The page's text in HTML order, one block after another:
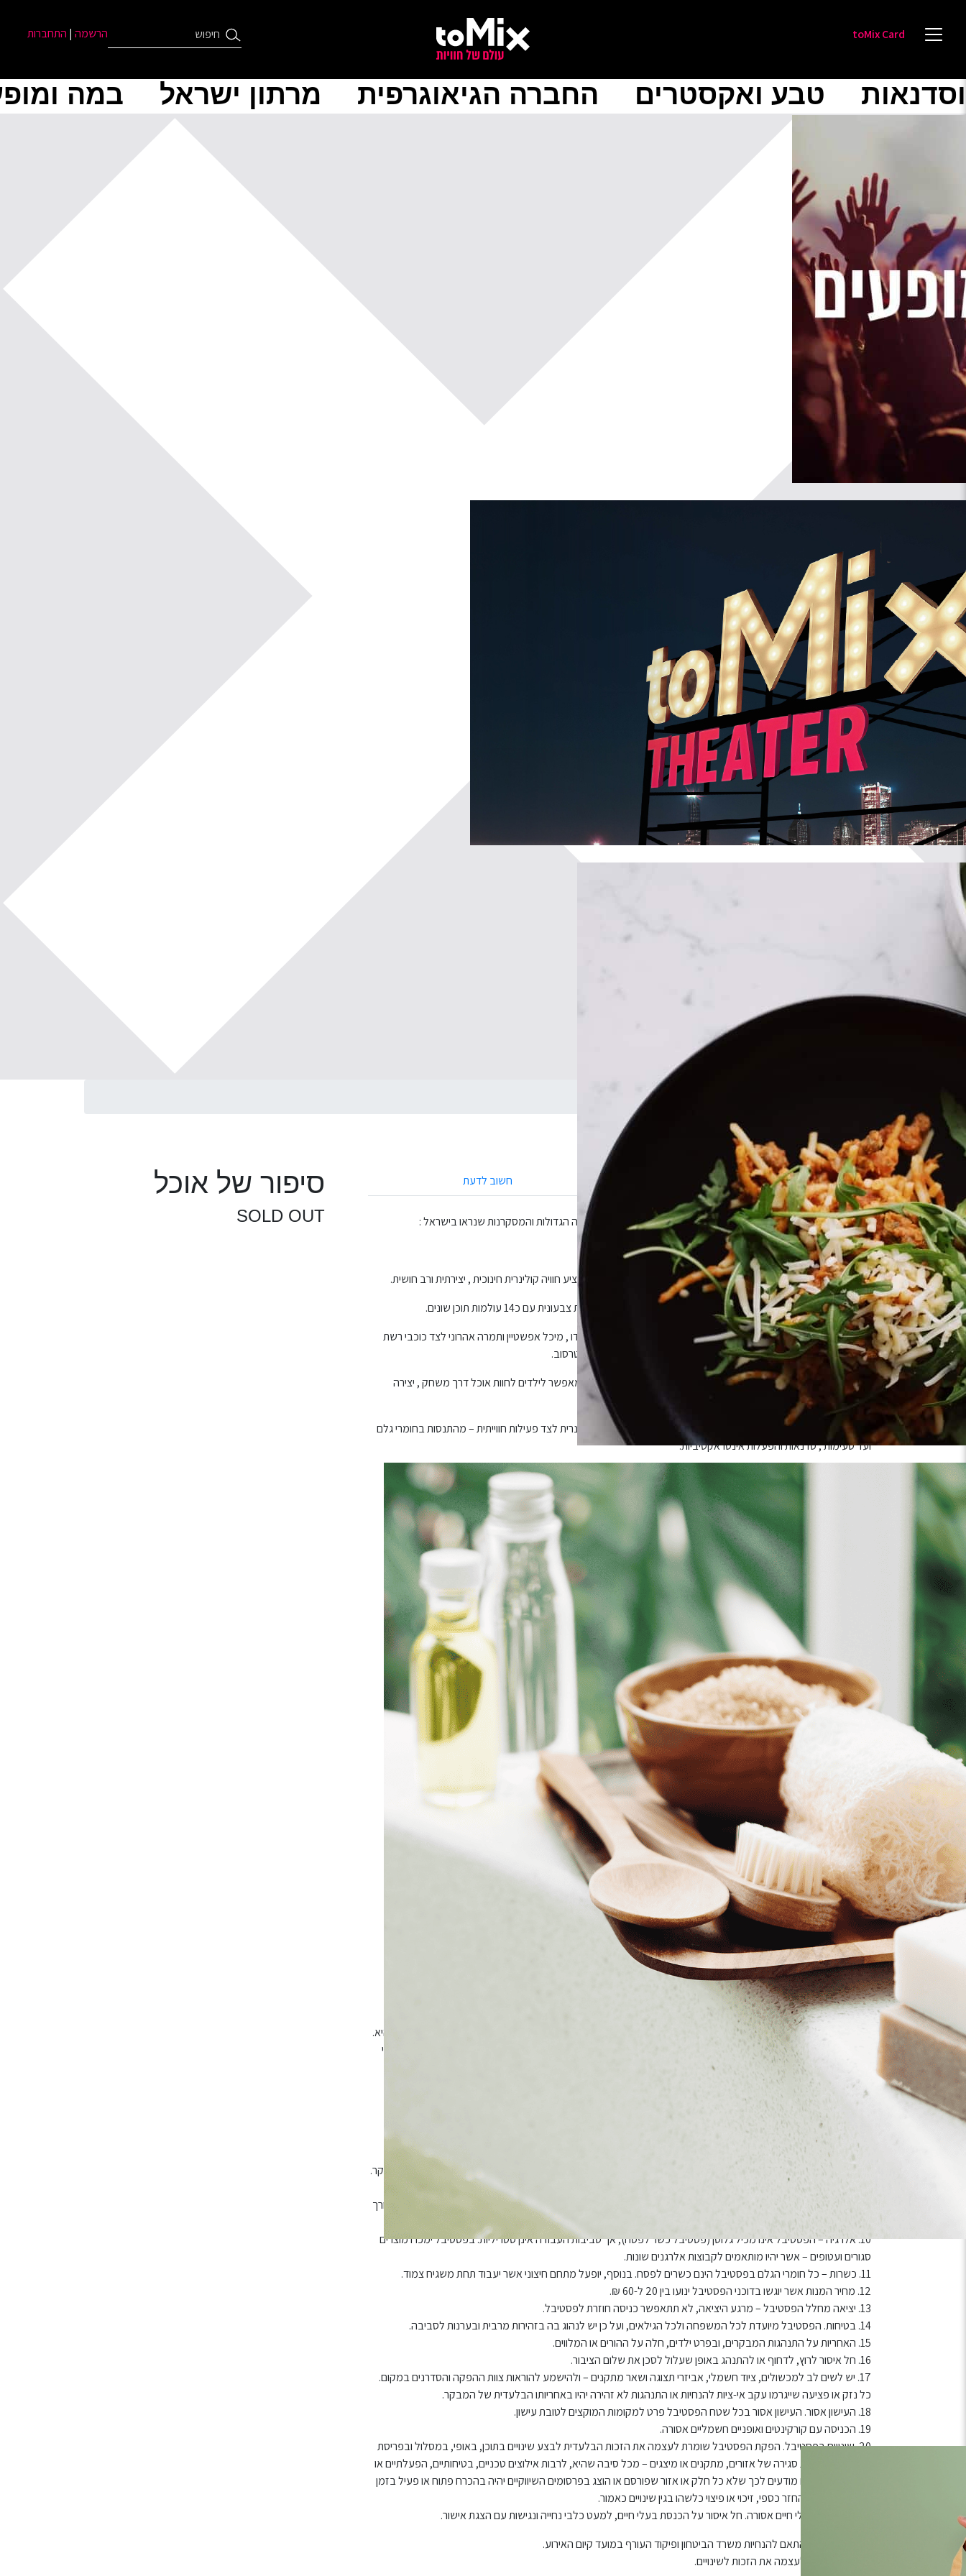
toMix Card הרשמה | התחברות
טבע ואקסטרים החברה הגיאוגרפית מרתון ישראל במה
סיפור של אוכל
מה במיקס
חשוב לדעת
פבח 2026
ביתן 2, אקספו ת"א
בחופשת פסח 2026 תתקיים באקספו תל אביב אחת מההפקות הקולינריה הגדולות והמסקרנות שנראו בישראל :
פסטיבל“סיפור של אוכל “, אירוע אוכל אימרסיבי ראשון מסוגו!
בהפקת ראונד טייבלס קונספט וtoMix , המיועד כולו לילדים ומשפחות ומציע חוויה קולינרית חינוכית , יצירתית ורב חושית.
“סיפור של אוכל“יהפוך את ביתן 2 באקספו תל אביב לממלכה קולינרית צבעונית עם כ14 עולמות תוכן שונים.
בהשתתפות נבחרת שפים מובילה בהם יובל בן נריה , אבי ביטון , אורן אסידו , מיכל אפשטיין ותמרה אהרוני לצד כוכבי רשת
ויוצרי תוכן אהובים על ילדים ובני נוער כגון אינדה – גיים , סולטיז ומשפחת טרסוב.
סיפור של אוכל “ אינו פסטיבל אוכל סטנדרטי , אלא קונספט חדשני המאפשר לילדים לחוות אוכל דרך משחק , יצירה
ודמיון.
כל אחד מהמתחמים מעוצב כתפאורה סיפורית מושקעת ומציע חוויה קולינרית לצד פעילות חווייתית – מהתנסות בחומרי גלם
ועד טעימות , סדנאות והפעלות אינטראקטיביות.
בין מתחמי הפסטיבל :
מסעדת ילדים עם תפרטי מוקפד וחווית אוכל של גדולים
מתחם טעימות עיוור ושעשועון משפחתי הכולל המבורגר במהדורה מוגבלת
סולטיז עם אתגר הכספת
עולם המאנגה של שף מידן סיבוני המשלב קומיקס
ממלכת אלף לילה ולילה עם צ’יקו מיקו קרואסון כשר לפסח עם טופינגים משוגעים
שיפודי הדרקון של שף אורן אסידו שייקח את הילדים לימיי הביניים
חלל סינמה ואתגרי פופקורן עם משפחת טרסוב
מיכל אפשטיין עם טרנד הבננה פודינג היישר מניו יורק
ממלכת השוקולד של הקונדיטור תומר אומנסקי
עולם הקייפופ של תמרה אהרוני – מוזיקים , ריקודים ועוגיות קוריאניות
בנוסף יפעלו בפסטיבל מתחמי גיימינג , עולם צילום ליוצרי תוכן , דוכני לונה פארק ופעילויות טיקטוק לכל המשפחה
סיפור של אוכל“מציע תפיסה חדשה של קולינריה לילדים , כזו שמעוררת סקרנות , עצמאות ויצירתיות
ומאפשרת לדור הצעיר להיות שותף פעיל לחוויה ולא רק כצופה מהצד.
שעות הפעילות:
ימים א-ה 10:00-21:00
שישי 10:00-16:00
שבת 10:00-21:00
*בכל מקרה מומלץ להתעדכן באתר הפסטיבל בשעות הפתיחה
כתובת האירוע – ביתן 2 אקספו גני התערוכה תל אביב
איך מגיעים?
מומלץ להגיע בתחבורה ציבורית.
אם אתם מגיעים ברכב פרטי – הכניסו ב-Waze: ביתן 2 .
מומלץ להחנות בחניונים מסביב אקספו תל אביב.
לידיעתכם – כללים חשובים לפסטיבל:
1. יש להציג את הברקוד באישור ההזמנה בכניסה לאירוע, אין צורך להדפיס את הכרטיסים. הגעה שלא בהתאם למועד
הרשום על גבי הכרטיס אינה מבטיחה כניסה, וההפקה אינה מתחייבת להכניס אורחים שהגיעו באיחור. אורח שלא הגיע
במועד שנקבע לו ייחשב ככרטיס שמומש. לא יינתן החזר כספי, זיכוי או כרטיס חלופי בגין אי-הגעה או איחור מכל סיבה שהיא.
2. הכניסה עם עגלות תינוק אסורה למעט אמבטיית תינוק (עד גיל שנתיים בהצגת ספח). בכניסה לפסטיבל קיים אזור ייעודי
לחניית עגלות. האחריות על שמירת העגלה וציוד נלווה תחול על בעליהם בלבד. האיזור מצולם. הנהלת האירוע, ההפקה
והאולם אינם אחראים לכל נזק, אובדן או גניבה של עגלות או ציוד שיושארו באזור החנייה.
9. העולמות נוצרו בשיתוף ובהשראת חברי הנבחרת. נוכחות הטאלנטים אינה חלק קבוע מהפעילות היומיומית ומשתנה לאורך
10. אלרגיה – הפסטיבל אינו מכיל גלוטן (פסטיבל כשר לפסח), אך סביבות העבודה אינן סטריליות. בפסטיבל ימכרו מוצרים
סגורים ועטופים – אשר יהיו מותאמים לקבוצות אלרגנים שונות.
11. כשרות – כל חומרי הגלם בפסטיבל הינם כשרים לפסח. בנוסף, יופעל מתחם חיצוני אשר יעבוד תחת משגיח צמוד.
12. מחיר המנות אשר יוגשו בדוכני הפסטיבל ינועו בין 20 ל-60 ₪.
13. יציאה מחלל הפסטיבל – מרגע היציאה, לא תתאפשר כניסה חוזרת לפסטיבל.
14. בטיחות. הפסטיבל מיועדת לכל המשפחה ולכל הגילאים, ועל כן יש לנהוג בה בזהירות מרבית ובערנות לסביבה.
15. האחריות על התנהגות המבקרים, ובפרט ילדים, חלה על ההורים או המלווים.
16. חל איסור לרוץ, לדחוף או להתנהג באופן שעלול לסכן את שלום הציבור.
17. יש לשים לב למכשולים, ציוד חשמלי, אביזרי תצוגה ושאר מתקנים – ולהישמע להוראות צוות ההפקה והסדרנים במקום.
כל נזק או פציעה שייגרמו עקב אי-ציות להנחיות או התנהגות לא זהירה יהיו באחריותו הבלעדית של המבקר.
18. העישון אסור. העישון אסור בכל שטח הפסטיבל פרט למקומות המוקצים לטובת עישון.
19. הכניסה עם קורקינטים ואופניים חשמליים אסורה.
20. שינויים בפסטיבל. הפקת הפסטיבל שומרת לעצמה את הזכות הבלעדית לבצע שינויים בתוכן, באופי, במסלול ובפריסת
הפסטיבל, לרבות סגירה של אזורים, מתקנים או מיצגים – מכל סיבה שהיא, לרבות אילוצים טכניים, בטיחותיים, הפעלתיים או
אחרים. המבקרים מודעים לכך שלא כל חלק או אזור שפורסם או הוצג בפרסומים השיווקיים יהיה בהכרח פתוח או פעיל בזמן
ביקורם. לא יינתן החזר כספי, זיכוי או פיצוי כלשהו בגין שינויים כאמור.
האירוע יתקיים בהתאם להנחיות משרד הביטחון ופיקוד העורף במועד קיום האירוע.
ההפקה שומרת לעצמה את הזכות לשינויים.
סיפור של אוכל
SOLD OUT